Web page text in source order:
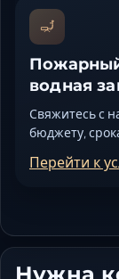
водная
Свяжитесь с
бюджету,
Перейти к